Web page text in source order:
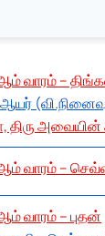
வாரம் –
ஆயர்
திரு
வாரம் –
வாரம் – புதன்